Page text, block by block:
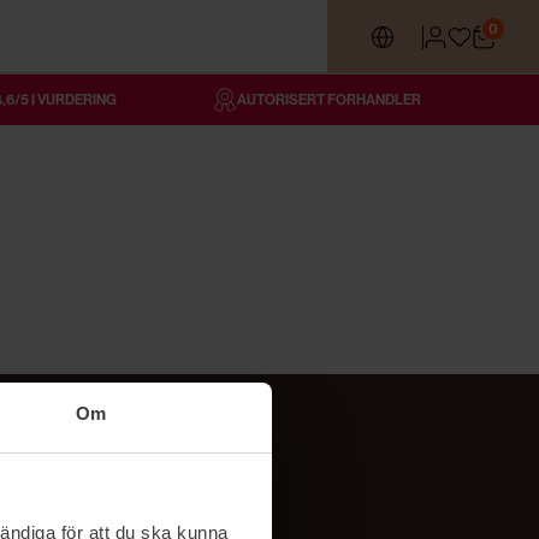
Om
för att du ska kunna
0
5 I VURDERING AUTORISERT FORHANDLER
Følg oss